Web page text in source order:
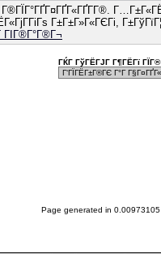
Г±Г±Г»Г«ГЄГі,
ГІГ®Г°Г®Г¬
ГЌГ ГўГЁГЈГ Г¶ГЁГї ГЇГ®
Page generated in